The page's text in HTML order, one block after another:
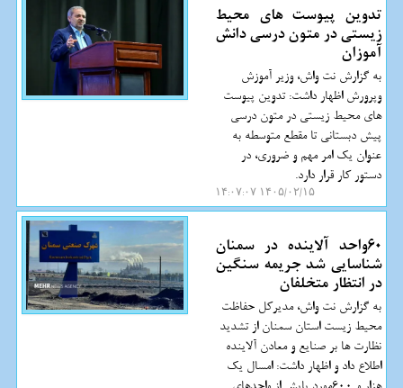
تدوین پیوست های محیط
زیستی در متون درسی دانش
آموزان
به گزارش نت واش، وزیر آموزش
وپرورش اظهار داشت: تدوین پیوست
های محیط زیستی در متون درسی
پیش دبستانی تا مقطع متوسطه به
عنوان یک امر مهم و ضروری، در
دستور کار قرار دارد.
۱۴۰۵/۰۲/۱۵ ۱۴:۰۷:۰۷
60واحد آلاینده در سمنان
شناسایی شد جریمه سنگین
در انتظار متخلفان
به گزارش نت واش، مدیرکل حفاظت
محیط زیست استان سمنان از تشدید
نظارت ها بر صنایع و معادن آلاینده
اطلاع داد و اظهار داشت: امسال یک